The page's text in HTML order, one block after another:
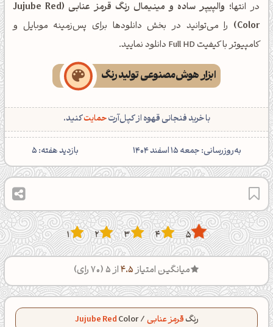
در انتها؛
والپیپر ساده و مینیمال رنگ قرمز عنابی (Jujube Red
Color)
را می‌توانید در بخش دانلودها برای پس‌زمینه موبایل و
کامپیوتر با کیفیت Full HD دانلود نمایید.
ابزار هوش‌مصنوعی تولید رنگ
با خرید فنجانی قهوه از کپل‌آرتحمایتکنید.
‌به‌روزرسانی: جمعه 15 اسفند 1404 بازدید هفته:5
5
4
3
2
1
میانگین امتیاز4.5از 5 ( 70رای)
رنگقرمز عنابی/
Color
Jujube Red